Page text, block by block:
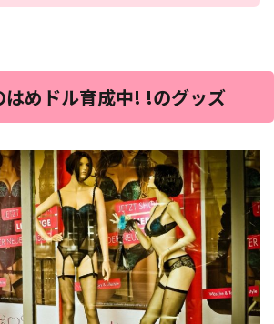
はめドル育成中! !のグッズ